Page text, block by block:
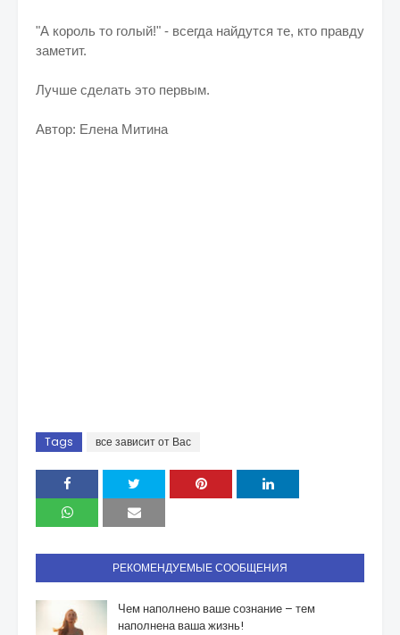
"А король то голый!" - всегда найдутся те, кто правду
заметит.
Лучше сделать это первым.
Автор: Елена Митина
Tags все зависит от Вас
РЕКОМЕНДУЕМЫЕ СООБЩЕНИЯ
Чем наполнено ваше сознание – тем
наполнена ваша жизнь!